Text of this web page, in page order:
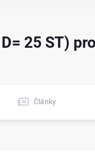
25 ST)
Články